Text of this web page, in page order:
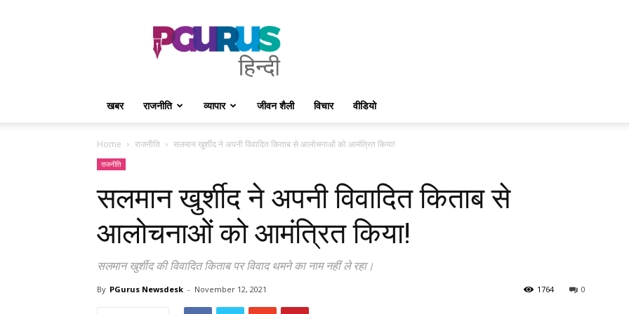
PGurus
Hindi
खबर राजनीति व्यापार जीवन शैली विचार वीडियो
Home राजनीति सलमान खुर्शीद ने अपनी विवादित किताब से आलोचनाओं को आमंत्रित किया!
राजनीति
सलमान खुर्शीद ने अपनी विवादित किताब से
आलोचनाओं को आमंत्रित किया!
सलमान खुर्शीद की विवादित किताब पर विवाद थमने का नाम नहीं ले रहा।
By PGurus Newsdesk - November 12, 2021 0
1764